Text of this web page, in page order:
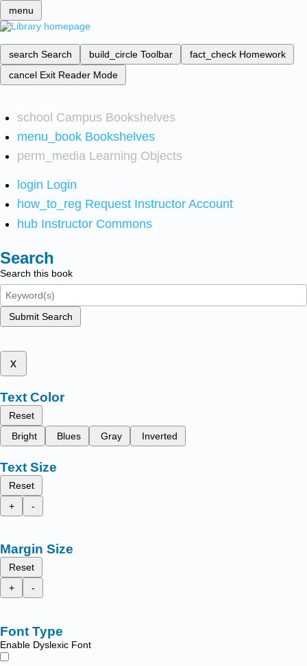
menu
search Search build_circle Toolbar fact_check Homework
cancel Exit Reader Mode
school Campus Bookshelves
menu_book Bookshelves
perm_media Learning Objects
login Login
how_to_reg Request Instructor Account
hub Instructor Commons
Search
Search this book
Submit Search
x
Text Color
Reset
Bright
Blues Gray Inverted
Text Size
Reset
+
-
Margin Size
Reset
+
-
Font Type
Enable Dyslexic Font